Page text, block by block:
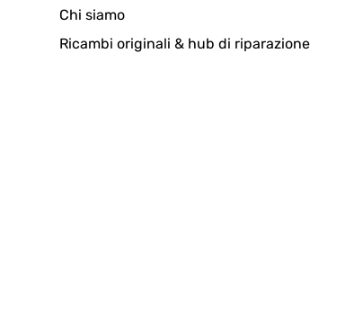
Chi siamo
Ricambi originali & hub di riparazione